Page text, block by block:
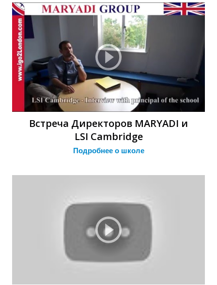
Ы
Ы
Встреча Директоров MARYADI и
LSI Cambridge
Подробнее о школе